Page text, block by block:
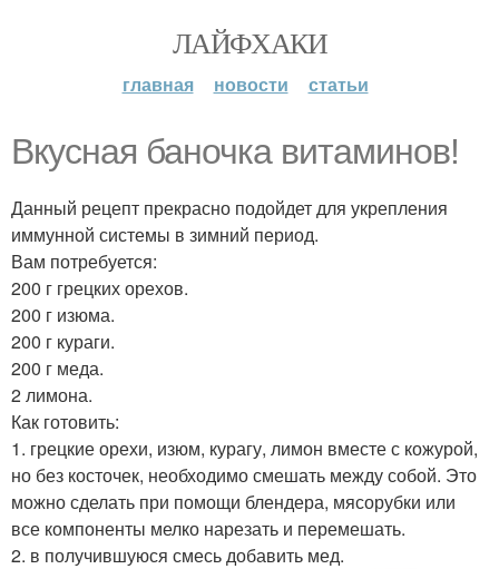
ЛАЙФХАКИ
главная новости статьи
Вкусная баночка витаминов!
Данный рецепт прекрасно подойдет для укрепления
иммунной системы в зимний период.
Вам потребуется:
200 г грецких орехов.
200 г изюма.
200 г кураги.
200 г меда.
2 лимона.
Как готовить:
1. грецкие орехи, изюм, курагу, лимон вместе с кожурой,
но без косточек, необходимо смешать между собой. Это
можно сделать при помощи блендера, мясорубки или
все компоненты мелко нарезать и перемешать.
2. в получившуюся смесь добавить мед.